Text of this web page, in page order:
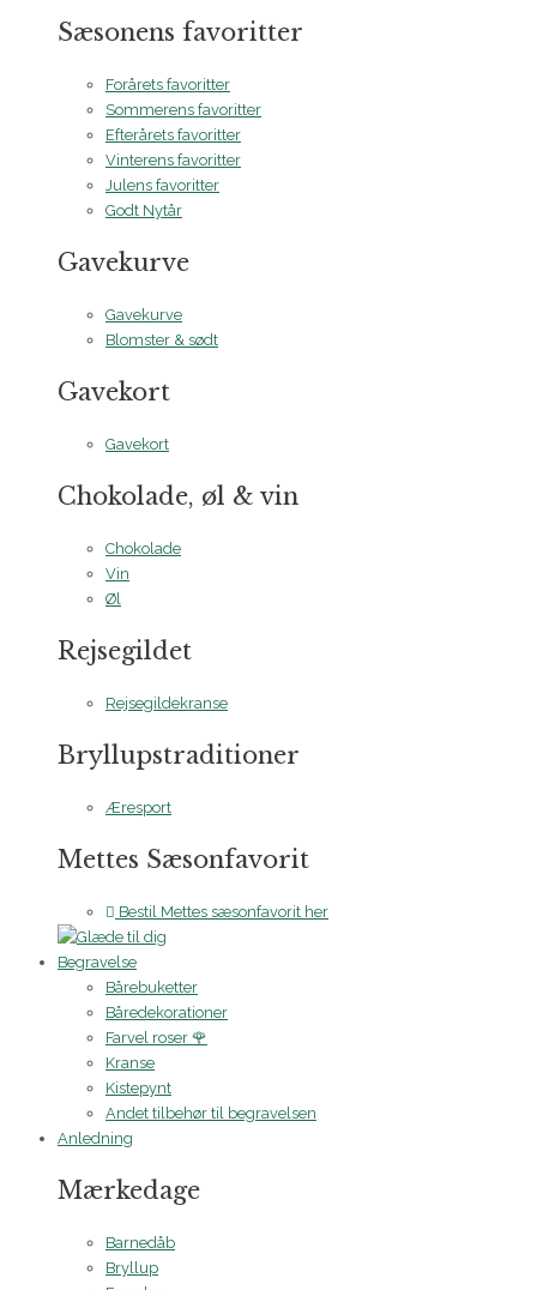
Sæsonens favoritter
Forårets favoritter
Sommerens favoritter
Efterårets favoritter
Vinterens favoritter
Julens favoritter
Godt Nytår
Gavekurve
Gavekurve
Blomster & sødt
Gavekort
Gavekort
Chokolade, øl & vin
Chokolade
Vin
Øl
Rejsegildet
Rejsegildekranse
Bryllupstraditioner
Æresport
Mettes Sæsonfavorit
Bestil Mettes sæsonfavorit her
Begravelse
Bårebuketter
Båredekorationer
Farvel roser 🌹
Kranse
Kistepynt
Andet tilbehør til begravelsen
Anledning
Mærkedage
Barnedåb
Bryllup